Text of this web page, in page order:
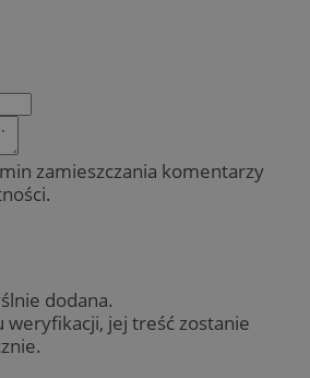
zamieszczania komentarzy
dodana.
weryfikacji, jej treść zostanie